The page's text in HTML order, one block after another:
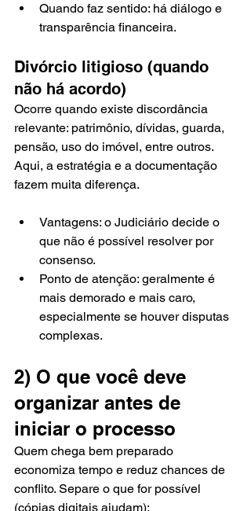
Quando faz sentido: há diálogo e
transparência financeira.
Divórcio litigioso (quando
não há acordo)
Ocorre quando existe discordância
relevante: patrimônio, dívidas, guarda,
pensão, uso do imóvel, entre outros.
Aqui, a estratégia e a documentação
fazem muita diferença.
Vantagens: o Judiciário decide o
que não é possível resolver por
consenso.
Ponto de atenção: geralmente é
mais demorado e mais caro,
especialmente se houver disputas
complexas.
2) O que você deve
organizar antes de
iniciar o processo
Quem chega bem preparado
economiza tempo e reduz chances de
conflito. Separe o que for possível
(cópias digitais ajudam):